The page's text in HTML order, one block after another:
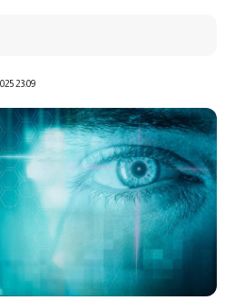
23:09